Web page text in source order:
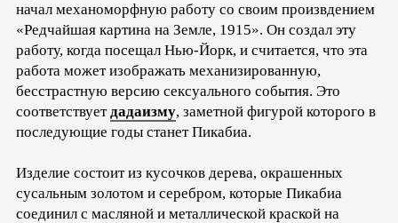
начал механоморфную работу со своим произвдением
«Редчайшая картина на Земле, 1915». Он создал эту
работу, когда посещал Нью-Йорк, и считается, что эта
работа может изображать механизированную,
бесстрастную версию сексуального события. Это
соответствуетдадаизму, заметной фигурой которого в
последующие годы станет Пикабиа.
Изделие состоит из кусочков дерева, окрашенных
сусальным золотом и серебром, которые Пикабиа
соединил с масляной и металлической краской на